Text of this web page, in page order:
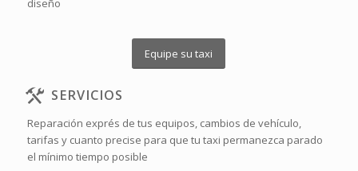
diseño
Equipe su taxi
SERVICIOS
Reparación exprés de tus equipos, cambios de vehículo,
tarifas y cuanto precise para que tu taxi permanezca parado
el mínimo tiempo posible